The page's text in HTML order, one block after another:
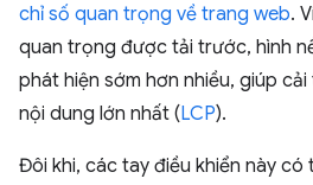
chỉ số quan trọng về trang web.
quan trọng được tải trước, hình
phát hiện sớm hơn nhiều, giúp
nội dung lớn nhất (LCP).
Đôi khi, các tay điều khiển này có